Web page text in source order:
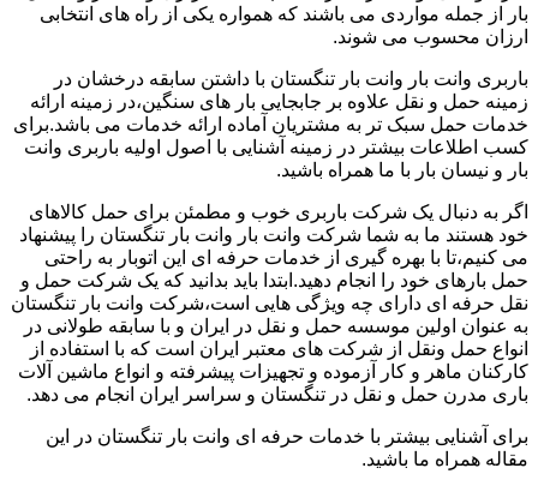
بار از جمله مواردی می باشند که همواره یکی از راه های انتخابی
ارزان محسوب می شوند.
باربری وانت بار وانت بار تنگستان با داشتن سابقه درخشان در
زمینه حمل و نقل علاوه بر جابجایی بار های سنگین،در زمینه ارائه
خدمات حمل سبک تر به مشتریان آماده ارائه خدمات می باشد.برای
کسب اطلاعات بیشتر در زمینه آشنایی با اصول اولیه باربری وانت
بار و نیسان بار با ما همراه باشید.
اگر به دنبال یک شرکت باربری خوب و مطمئن برای حمل کالاهای
خود هستند ما به شما شرکت وانت بار وانت بار تنگستان را پیشنهاد
می کنیم،تا با بهره گیری از خدمات حرفه ای این اتوبار به راحتی
حمل بارهای خود را انجام دهید.ابتدا باید بدانید که یک شرکت حمل و
نقل حرفه ای دارای چه ویژگی هایی است،شرکت وانت بار تنگستان
به عنوان اولین موسسه حمل و نقل در ایران و با سابقه طولانی در
انواع حمل ونقل از شرکت های معتبر ایران است که با استفاده از
کارکنان ماهر و کار آزموده و تجهیزات پیشرفته و انواع ماشین آلات
باری مدرن حمل و نقل در تنگستان و سراسر ایران انجام می دهد.
برای آشنایی بیشتر با خدمات حرفه ای وانت بار تنگستان در این
مقاله همراه ما باشید.